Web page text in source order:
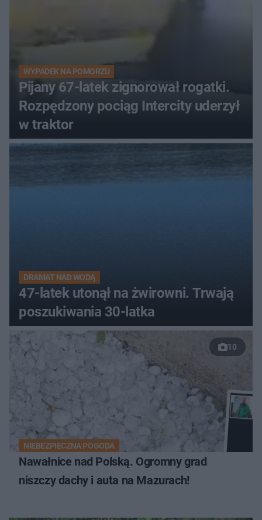
WYPADEK NA POMORZU
Pijany 67-latek zignorował rogatki.
Rozpędzony pociąg Intercity uderzył
w traktor
DRAMAT NAD WODĄ
47-latek utonął na żwirowni. Trwają
poszukiwania 30-latka
10
NIEBEZPIECZNA POGODA
Nawałnice nad Polską. Ogromny grad
niszczy dachy i auta na Mazurach!